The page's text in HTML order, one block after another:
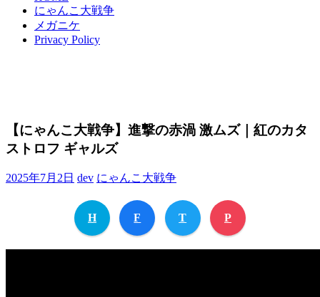
にゃんこ大戦争
メガニケ
Privacy Policy
【にゃんこ大戦争】進撃の赤渦 激ムズ｜紅のカタ
ストロフ ギャルズ
2025年7月2日 dev にゃんこ大戦争
H F T P